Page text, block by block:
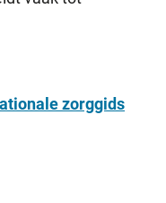
zorggids